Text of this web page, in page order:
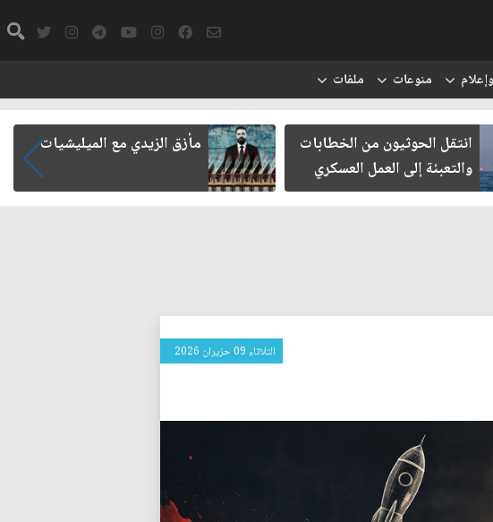
منوعات ملفات
انتقل الحوثيون من الخطابات
والتعبئة إلى العمل العسكري
مأزق الزيدي مع الميليشيات
الثلاثاء 09 حزيران 2026